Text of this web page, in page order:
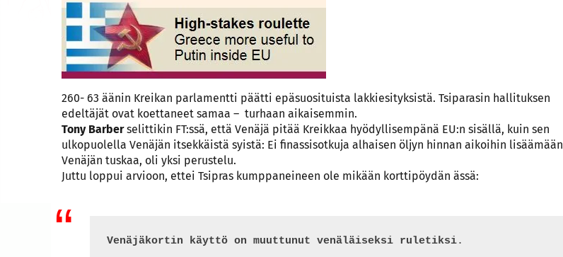
260- 63 äänin Kreikan parlamentti päätti epäsuosituista lakkiesityksistä. Tsiparasin hallituksen
edeltäjät ovat koettaneet samaa – turhaan aikaisemmin.
Tony Barberselittikin FT:ssä, että Venäjä pitää Kreikkaa hyödyllisempänä EU:n sisällä, kuin sen
ulkopuolella Venäjän itsekkäistä syistä: Ei finassisotkuja alhaisen öljyn hinnan aikoihin lisäämään
Venäjän tuskaa, oli yksi perustelu.
Juttu loppui arvioon, ettei Tsipras kumppaneineen ole mikään korttipöydän ässä:
Venäjäkortin käyttö on muuttunut venäläiseksi ruletiksi.